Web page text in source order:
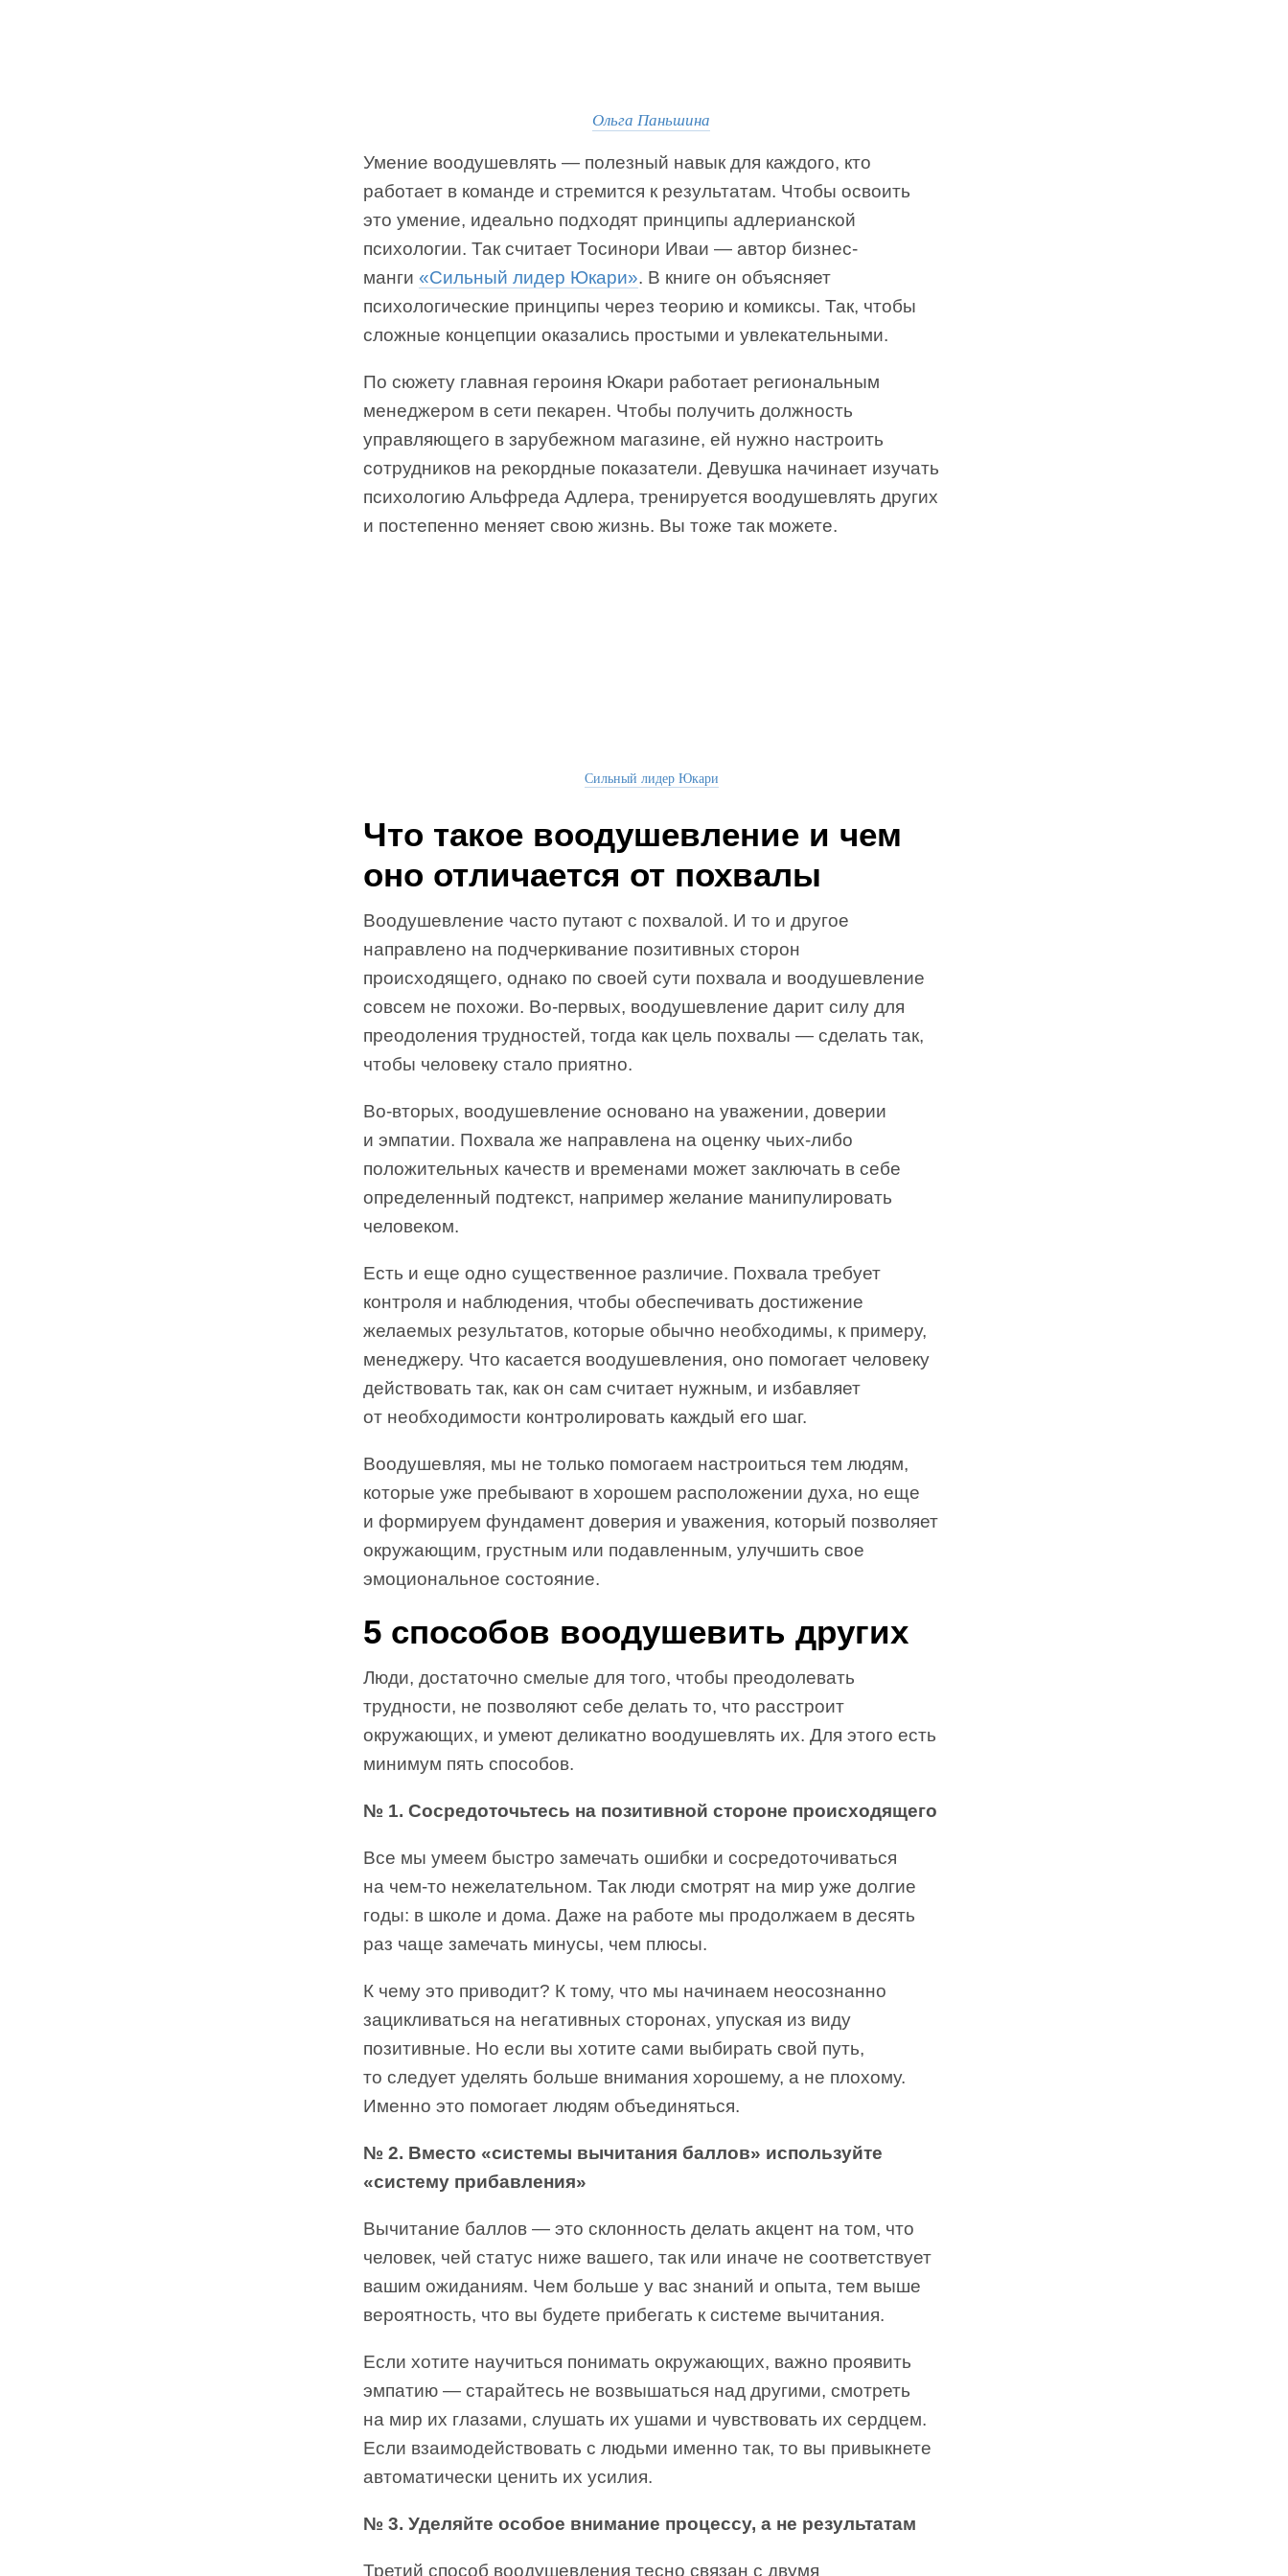
Ольга Паньшина
Умение воодушевлять — полезный навык для каждого, кто
работает в команде и стремится к результатам. Чтобы освоить
это умение, идеально подходят принципы адлерианской
психологии. Так считает Тосинори Иваи — автор бизнес-
манги «Сильный лидер Юкари». В книге он объясняет
психологические принципы через теорию и комиксы. Так, чтобы
сложные концепции оказались простыми и увлекательными.
По сюжету главная героиня Юкари работает региональным
менеджером в сети пекарен. Чтобы получить должность
управляющего в зарубежном магазине, ей нужно настроить
сотрудников на рекордные показатели. Девушка начинает изучать
психологию Альфреда Адлера, тренируется воодушевлять других
и постепенно меняет свою жизнь. Вы тоже так можете.
Сильный лидер Юкари
Что такое воодушевление и чем
оно отличается от похвалы
Воодушевление часто путают с похвалой. И то и другое
направлено на подчеркивание позитивных сторон
происходящего, однако по своей сути похвала и воодушевление
совсем не похожи. Во-первых, воодушевление дарит силу для
преодоления трудностей, тогда как цель похвалы — сделать так,
чтобы человеку стало приятно.
Во-вторых, воодушевление основано на уважении, доверии
и эмпатии. Похвала же направлена на оценку чьих-либо
положительных качеств и временами может заключать в себе
определенный подтекст, например желание манипулировать
человеком.
Есть и еще одно существенное различие. Похвала требует
контроля и наблюдения, чтобы обеспечивать достижение
желаемых результатов, которые обычно необходимы, к примеру,
менеджеру. Что касается воодушевления, оно помогает человеку
действовать так, как он сам считает нужным, и избавляет
от необходимости контролировать каждый его шаг.
Воодушевляя, мы не только помогаем настроиться тем людям,
которые уже пребывают в хорошем расположении духа, но еще
и формируем фундамент доверия и уважения, который позволяет
окружающим, грустным или подавленным, улучшить свое
эмоциональное состояние.
5 способов воодушевить других
Люди, достаточно смелые для того, чтобы преодолевать
трудности, не позволяют себе делать то, что расстроит
окружающих, и умеют деликатно воодушевлять их. Для этого есть
минимум пять способов.
№ 1. Сосредоточьтесь на позитивной стороне происходящего
Все мы умеем быстро замечать ошибки и сосредоточиваться
на чем-то нежелательном. Так люди смотрят на мир уже долгие
годы: в школе и дома. Даже на работе мы продолжаем в десять
раз чаще замечать минусы, чем плюсы.
К чему это приводит? К тому, что мы начинаем неосознанно
зацикливаться на негативных сторонах, упуская из виду
позитивные. Но если вы хотите сами выбирать свой путь,
то следует уделять больше внимания хорошему, а не плохому.
Именно это помогает людям объединяться.
№ 2. Вместо «системы вычитания баллов» используйте
«систему прибавления»
Вычитание баллов — это склонность делать акцент на том, что
человек, чей статус ниже вашего, так или иначе не соответствует
вашим ожиданиям. Чем больше у вас знаний и опыта, тем выше
вероятность, что вы будете прибегать к системе вычитания.
Если хотите научиться понимать окружающих, важно проявить
эмпатию — старайтесь не возвышаться над другими, смотреть
на мир их глазами, слушать их ушами и чувствовать их сердцем.
Если взаимодействовать с людьми именно так, то вы привыкнете
автоматически ценить их усилия.
№ 3. Уделяйте особое внимание процессу, а не результатам
Третий способ воодушевления тесно связан с двумя